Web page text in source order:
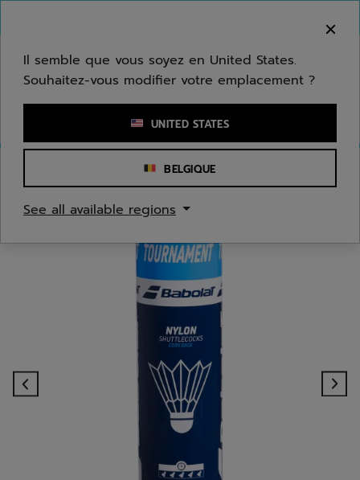
Saisir un mot clé ou un numéro d'article
Il semble que vous soyez en United States.
Souhaitez-vous modifier votre emplacement ?
UNITED STATES
BELGIQUE
See all available regions